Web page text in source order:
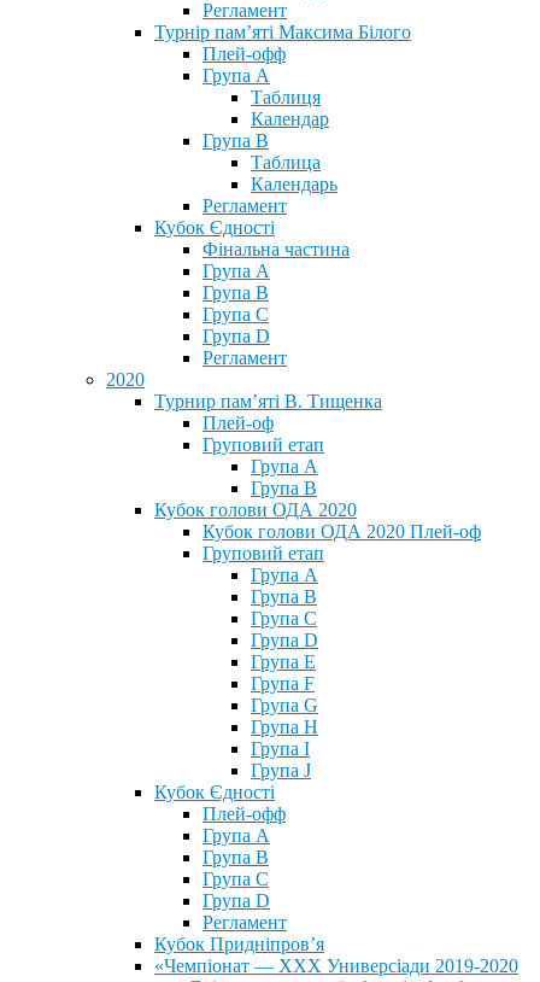
Регламент
Турнір пам’яті Максима Білого
Плей-офф
Група А
Таблиця
Календар
Група В
Таблица
Календарь
Регламент
Кубок Єдності
Фінальна частина
Група А
Група В
Група С
Група D
Регламент
2020
Турнир пам’яті В. Тищенка
Плей-оф
Груповий етап
Група А
Група В
Кубок голови ОДА 2020
Кубок голови ОДА 2020 Плей-оф
Груповий етап
Група A
Група B
Група C
Група D
Група E
Група F
Група G
Група H
Група I
Група J
Кубок Єдності
Плей-офф
Група А
Група В
Група С
Група D
Регламент
Кубок Придніпров’я
«Чемпіонат — ХХХ Универсіади 2019-2020